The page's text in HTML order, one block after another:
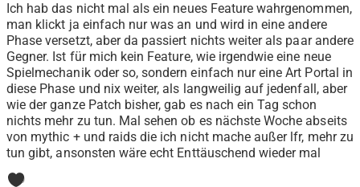
Ich hab das nicht mal als ein neues Feature wahrgenommen,
man klickt ja einfach nur was an und wird in eine andere
Phase versetzt, aber da passiert nichts weiter als paar andere
Gegner. Ist für mich kein Feature, wie irgendwie eine neue
Spielmechanik oder so, sondern einfach nur eine Art Portal in
diese Phase und nix weiter, als langweilig auf jedenfall, aber
wie der ganze Patch bisher, gab es nach ein Tag schon
nichts mehr zu tun. Mal sehen ob es nächste Woche abseits
von mythic + und raids die ich nicht mache außer lfr, mehr zu
tun gibt, ansonsten wäre echt Enttäuschend wieder mal
0